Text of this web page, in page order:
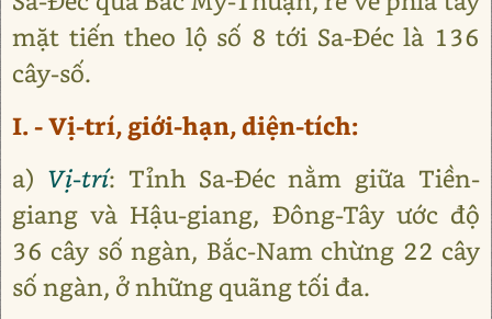
mặt tiến theo lộ số 8 tới Sa-Đéc là 136
cây-số.
I. - Vị-trí, giới-hạn, diện-tích:
a) Vị-trí: Tỉnh Sa-Đéc nằm giữa Tiền-
giang và Hậu-giang, Đông-Tây ước độ
36 cây số ngàn, Bắc-Nam chừng 22 cây
số ngàn, ở những quãng tối đa.